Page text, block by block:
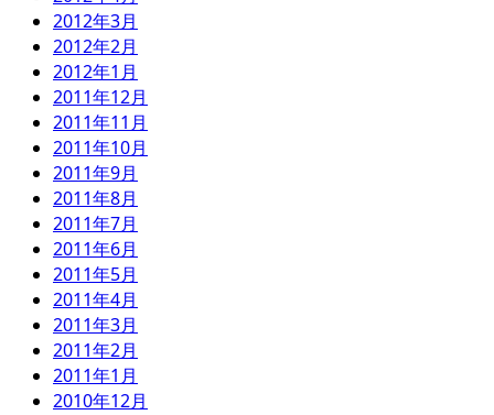
2012年3月
2012年2月
2012年1月
2011年12月
2011年11月
2011年10月
2011年9月
2011年8月
2011年7月
2011年6月
2011年5月
2011年4月
2011年3月
2011年2月
2011年1月
2010年12月